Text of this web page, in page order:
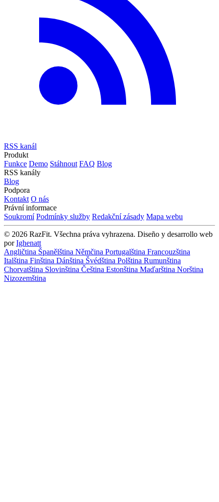
RSS kanál
Produkt
Funkce Demo Stáhnout FAQ Blog
RSS kanály
Blog
Podpora
Kontakt O nás
Právní informace
Soukromí Podmínky služby Redakční zásady Mapa webu
© 2026 RazFit. Všechna práva vyhrazena. Diseño y desarrollo web
porIghenatt
Angličtina Španělština Němčina Portugalština Francouzština
Italština Finština Dánština Švédština Polština Rumunština
Chorvatština Slovinština Čeština Estonština Maďarština Norština
Nizozemština